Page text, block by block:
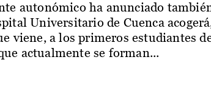
autonómico ha anunciado
Universitario de Cuenca
viene, a los primeros estudiantes
actualmente se forman...